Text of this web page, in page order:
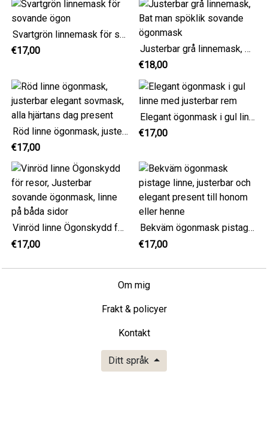
Svartgrön linnemask för sovande ögon
€17,00
Justerbar grå linnemask, Bat man spöklik sovande ögonmask
€18,00
Röd linne ögonmask, justerbar elegant sovmask, alla hjärtans dag present
€17,00
Elegant ögonmask i gul linne med justerbar rem
€17,00
Vinröd linne Ögonskydd för resor, Justerbar sovande ögonmask, linne på båda sidor
€17,00
Bekväm ögonmask pistage linne, justerbar och elegant present till honom eller henne
€17,00
Om mig
Frakt & policyer
Kontakt
Ditt språk